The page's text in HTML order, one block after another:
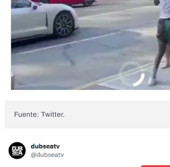
Fuente: Twitter.